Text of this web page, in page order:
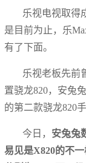
乐视电视取得
是目前为止，乐
有了下面。
乐视老板先前
置骁龙820，安兔
的第二款骁龙820手
今日， 安兔兔
易见是X820的不